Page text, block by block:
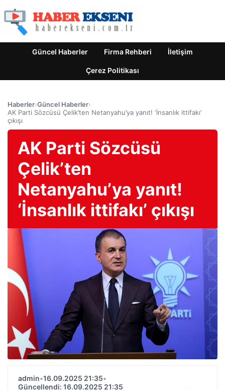
Güncel Haberler Firma Rehberi İletişim
Çerez Politikası
Haberler›Güncel Haberler›
AK Parti Sözcüsü Çelik’ten Netanyahu’ya yanıt! ‘İnsanlık ittifakı’
çıkışı
AK Parti Sözcüsü
Çelik’ten
Netanyahu’ya yanıt!
‘İnsanlık ittifakı’ çıkışı
admin•16.09.2025 21:35•
Güncellendi: 16.09.2025 21:35